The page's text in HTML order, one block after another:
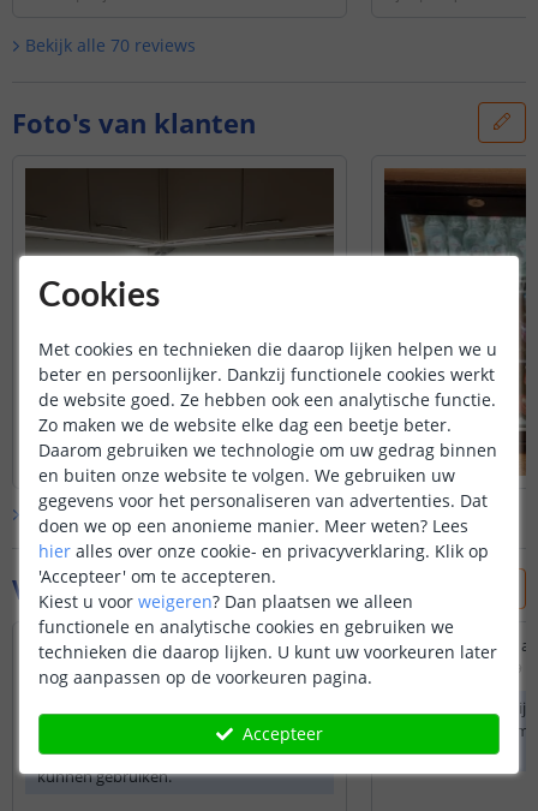
Bekijk alle 70 reviews
Foto's van klanten
Bekijk alle klantfoto’s
Vraag & antwoord
Kan deze strip ook verdiept ingefreest
worden in een houten plank, zodat de
diffusor gelijk met hetoppervlakte ligt?
Door Hv op zaterdag 2 november 2024
Hiervoor zou u eeninbouwprofiel
kunnen gebruiken.
Hebben jullie witte
dinsdag 29
Helaas hebben wij
profielen zijn
zwart.
Cookies
Met cookies en technieken die daarop lijken helpen we u
beter en persoonlijker. Dankzij functionele cookies werkt
de website goed. Ze hebben ook een analytische functie.
Zo maken we de website elke dag een beetje beter.
Daarom gebruiken we technologie om uw gedrag binnen
en buiten onze website te volgen. We gebruiken uw
gegevens voor het personaliseren van advertenties. Dat
doen we op een anonieme manier. Meer weten? Lees
hier alles over onze cookie- en privacyverklaring. Klik op
'Accepteer' om te accepteren.
Kiest u voor weigeren? Dan plaatsen we alleen
functionele en analytische cookies en gebruiken we
technieken die daarop lijken. U kunt uw voorkeuren later
nog aanpassen op de voorkeuren pagina.
Accepteer